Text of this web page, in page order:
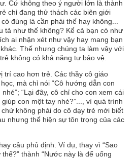
Cứ không theo ý người lớn là thành
chỉ đang thử thách các biên giới
đúng là cần phải thế hay không...
tả như thế không? Kể cả bạn có như
ai nhận xét như vậy hay mang bạn
Thế nhưng chúng ta làm vậy với
không có khả năng tự bảo vệ.
trí cao hơn trẻ. Các thầy cô giáo
mà chỉ nói “Cô hướng dẫn con
“Lại đây, cô chỉ cho con xem cái
giúp con một tay nhé?”..., vì quá trình
không phải do cô dạy trẻ mới biết
nhưng thể hiện sự tôn trọng của các
câu phủ định. Ví dụ, thay vì “Sao
thành “Nước này là để uống